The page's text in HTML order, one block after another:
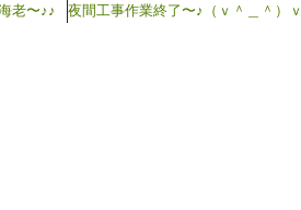
老〜♪♪ 夜間工事作業終了〜♪（ｖ＾＿＾）ｖ